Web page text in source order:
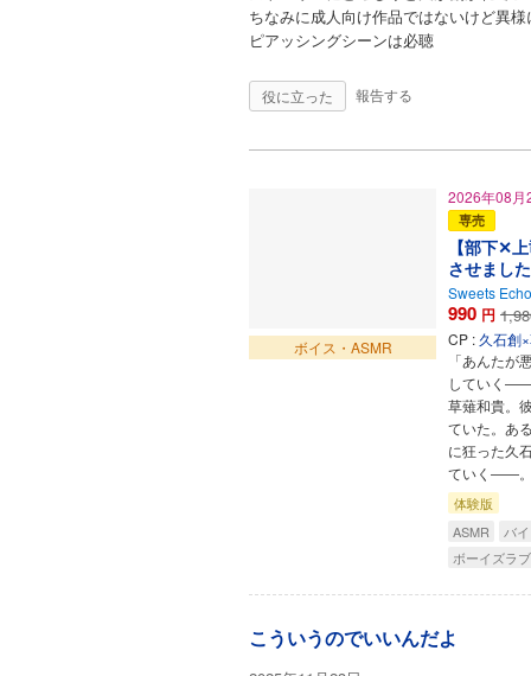
ちなみに成人向け作品ではないけど異
ピアッシングシーンは必聴
報告する
ボイス・ASMR
2026年08月
専売
【部下✕
させました
Sweets Echo
990 円
CP : 久石創
「あんた
していく――
草薙和貴。
ていた。あ
に狂った久
ていく――
体験版
ASMR
バ
ボーイズラブ
こういうのでいいんだよ